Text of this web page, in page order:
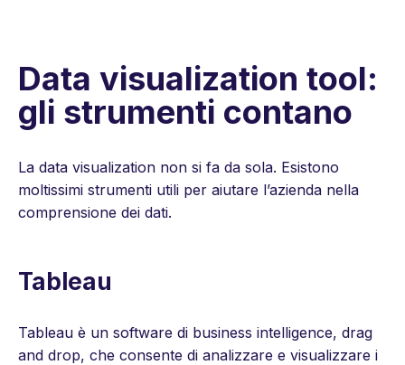
Data visualization tool:
gli strumenti contano
La data visualization non si fa da sola. Esistono
moltissimi strumenti utili per aiutare l’azienda nella
comprensione dei dati.
Tableau
Tableau è un software di business intelligence, drag
and drop, che consente di analizzare e visualizzare i